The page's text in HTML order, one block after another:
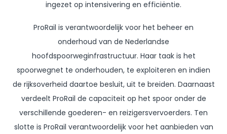
ingezet op intensivering en efficiëntie.
ProRail is verantwoordelijk voor het beheer en
onderhoud van de Nederlandse
hoofdspoorweginfrastructuur. Haar taak is het
spoorwegnet te onderhouden, te exploiteren en indien
de rijksoverheid daartoe besluit, uit te breiden. Daarnaast
verdeelt ProRail de capaciteit op het spoor onder de
verschillende goederen- en reizigersvervoerders. Ten
slotte is ProRail verantwoordelijk voor het aanbieden van